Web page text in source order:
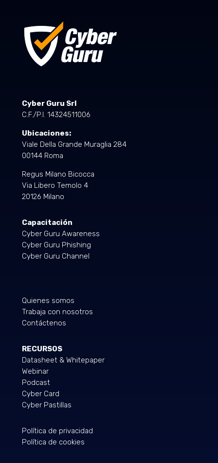
Cyber Guru Srl
C.F./P.I. 14324511006
Ubicaciones:
Viale Della Grande Muraglia 284
00144 Roma
Regus Milano Bicocca
Via Libero Temolo 4
20126 Milano
Capacitación
Cyber Guru Awareness
Cyber Guru Phishing
Cyber Guru Channel
Quienes somos
Trabaja con nosotros
Contáctenos
RECURSOS
Datasheet & Whitepaper
Webinar
Podcast
Cyber Card
Cyber Pastillas
Política de privacidad
Política de cookies